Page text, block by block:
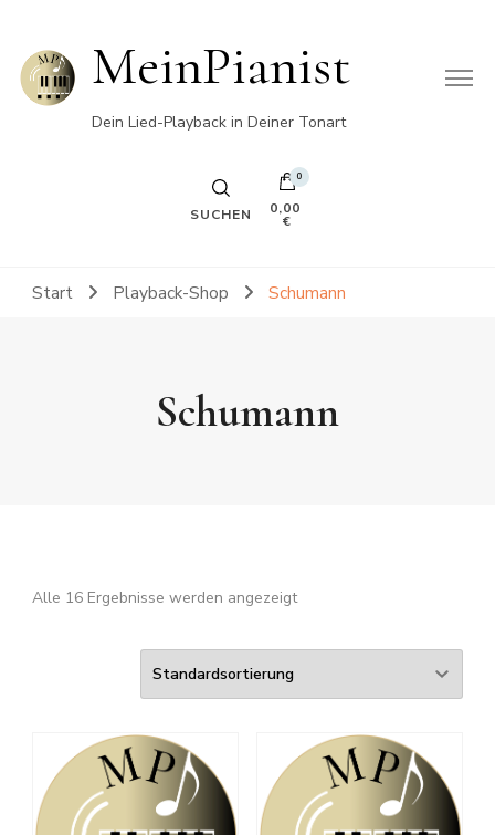
MeinPianist
Dein Lied-Playback in Deiner Tonart
SUCHEN
0
0,00
€
Start Playback-Shop Schumann
Schumann
Alle 16 Ergebnisse werden angezeigt